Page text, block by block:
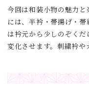
今回は和装小物の魅力
には、半衿・帯揚げ・
は衿元から少しのぞく
変化させます。刺繍衿や